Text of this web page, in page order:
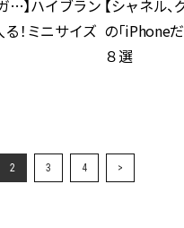
…】ハイブラン
！ミニサイズ
【シャネル
の「iPhone
８選
2 3 4 >